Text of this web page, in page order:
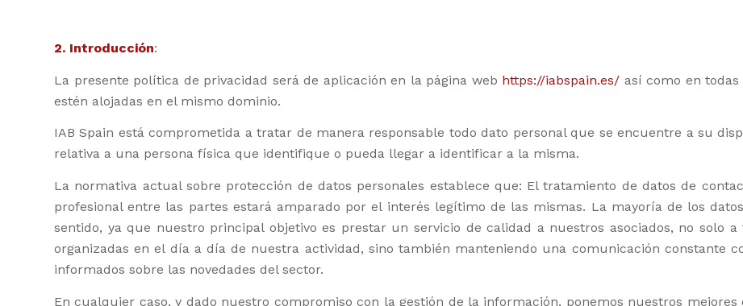
2. Introducción:
La presente política de privacidad será de aplicación en la página web https://iabspain.es/ así como en
estén alojadas en el mismo dominio.
IAB Spain está comprometida a tratar de manera responsable todo dato personal que se encuentre a su
relativa a una persona física que identifique o pueda llegar a identificar a la misma.
La normativa actual sobre protección de datos personales establece que: El tratamiento de datos de
profesional entre las partes estará amparado por el interés legítimo de las mismas. La mayoría de los
sentido, ya que nuestro principal objetivo es prestar un servicio de calidad a nuestros asociados, no solo
organizadas en el día a día de nuestra actividad, sino también manteniendo una comunicación constante
informados sobre las novedades del sector.
En cualquier caso, y dado nuestro compromiso con la gestión de la información, ponemos nuestros